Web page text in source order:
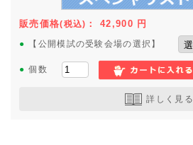
販売価格(税込) ：42,900 円
● 【公開模試の受験会場の選択】
● 個数
詳しく見る